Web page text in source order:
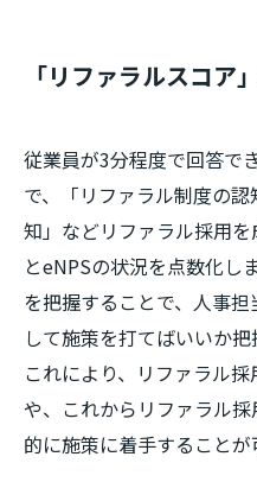
「リファラルスコア
従業員が3分程度で回答で
で、「リファラル制度の
知」などリファラル採用
とeNPSの状況を点数化し
を把握することで、人事
して施策を打てばいいか把
これにより、リファラル
や、これからリファラル
的に施策に着手することが